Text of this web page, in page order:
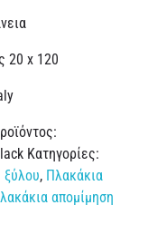
20 x 120
Κατηγορίες:
ξύλου, Πλακάκια
απομίμηση